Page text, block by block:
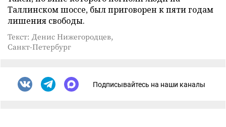
Таллинском шоссе, был приговорен к пяти годам
лишения свободы.
Текст: Денис Нижегородцев,
Санкт-Петербург
Подписывайтесь на наши каналы